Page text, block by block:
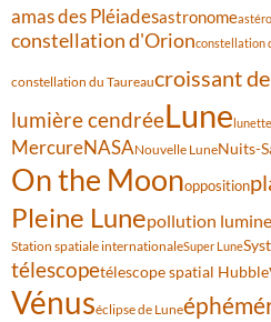
amas des Pléiadesastronome
constellation d'Orionconstellation
constellation du Taureaucroissant
lumière cendréeLune
MercureNASANouvelle LuneNuits-
On the Moonopposition
Pleine Lunepollution
Station spatiale internationaleSuper Lune
télescopetélescope spatial Hubble
Vénuséclipse de Lune